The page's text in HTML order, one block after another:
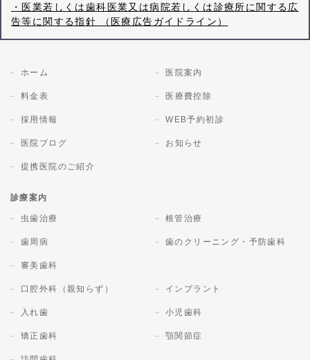
・医業若しくは歯科医業又は病院若しくは診療所に関する広
告等に関する指針 （医療広告ガイドライン）
ホーム 医院案内
料金表 医療費控除
採用情報 WEB予約初診
医院ブログ お知らせ
提携医院のご紹介
診療案内
虫歯治療 根管治療
歯周病 歯のクリーニング・予防歯科
審美歯科
口腔外科（親知らず） インプラント
入れ歯 小児歯科
矯正歯科 顎関節症